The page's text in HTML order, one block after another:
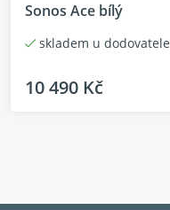
Sonos Ace bílý
skladem u dodovatele
10 490 Kč